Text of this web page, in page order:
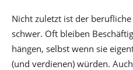
Nicht zuletzt ist der
schwer. Oft bleiben
hängen, selbst wenn sie
(und verdienen) würden.